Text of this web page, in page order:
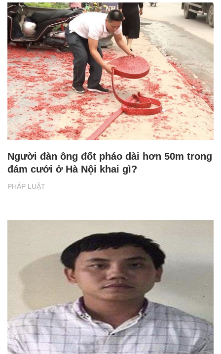
PHÁP LUẬT
Người đàn ông đốt pháo dài hơn 50m trong
đám cưới ở Hà Nội khai gì?